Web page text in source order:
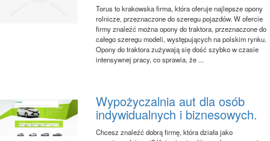
Torus to krakowska firma, która oferuje najlepsze opony
rolnicze, przeznaczone do szeregu pojazdów. W ofercie
firmy znaleźć można opony do traktora, przeznaczone do
całego szeregu modeli, występujących na polskim rynku.
Opony do traktora zużywają się dość szybko w czasie
intensywnej pracy, co sprawia, że ...
Wypożyczalnia aut dla osób
indywidualnych i biznesowych.
Chcesz znaleźć dobrą firmę, która działa jako